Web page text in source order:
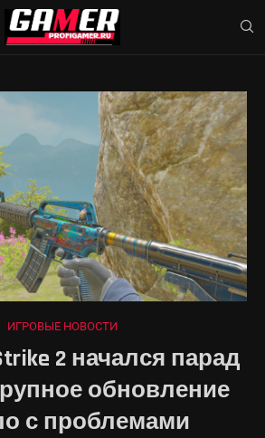
ИГРОВЫЕ НОВОСТИ
2 начался парад
обновление
с проблемами